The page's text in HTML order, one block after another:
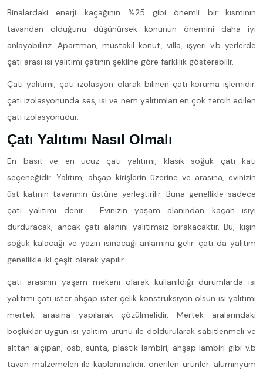
Binalardaki enerji kaçağının %25 gibi önemli bir kısmının
tavandan olduğunu düşünürsek konunun önemini daha iyi
anlayabiliriz. Apartman, müstakil konut, villa, işyeri v.b yerlerde
çatı arası ısı yalıtımı çatının şekline göre farklılık gösterebilir.
Çatı yalıtımı, çatı izolasyon olarak bilinen çatı koruma işlemidir.
çatı izolasyonunda ses, ısı ve nem yalıtımları en çok tercih edilen
çatı izolasyonudur.
Çatı Yalıtımı Nasıl Olmalı
En basit ve en ucuz çatı yalıtımı, klasik soğuk çatı katı
seçeneğidir. Yalıtım, ahşap kirişlerin üzerine ve arasına, evinizin
üst katının tavanının üstüne yerleştirilir. Buna genellikle sadece
çatı yalıtımı denir . Evinizin yaşam alanından kaçan ısıyı
durduracak, ancak çatı alanını yalıtımsız bırakacaktır. Bu, kışın
soğuk kalacağı ve yazın ısınacağı anlamına gelir. çatı da yalıtım
genellikle iki çeşit olarak yapılır.
çatı arasının yaşam mekanı olarak kullanıldığı durumlarda ısı
yalıtımı çatı ister ahşap ister çelik konstrüksiyon olsun ısı yalıtımı
mertek arasına yapılarak çözülmelidir. Mertek aralarındaki
boşluklar uygun ısı yalıtım ürünü ile doldurularak sabitlenmeli ve
alttan alçıpan, osb, sunta, plastik lambiri, ahşap lambiri gibi v.b
tavan malzemeleri ile kaplanmalıdır. önerilen ürünler: aluminyum